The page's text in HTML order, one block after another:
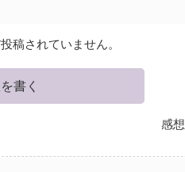
稿されていません。
書く
感